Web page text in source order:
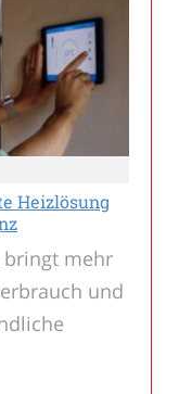
Heizlösung
bringt mehr
und